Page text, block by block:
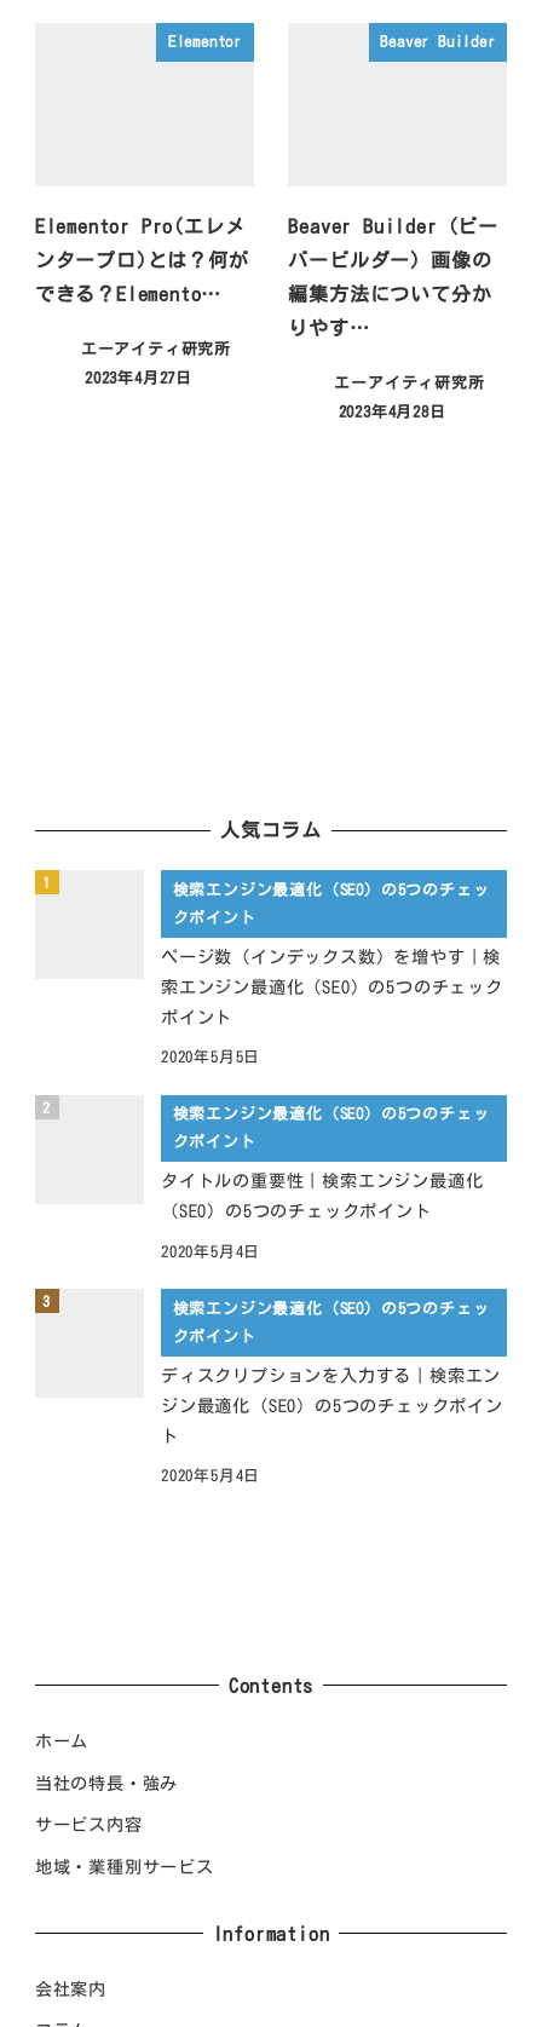
Elementor
Elementor Pro(エレメ
ンタープロ)とは？何が
できる？Elemento…
エーアイティ研究所
2023年4月27日
Beaver Builder
Beaver Builder（ビー
バービルダー）画像の
編集方法について分か
りやす…
エーアイティ研究所
2023年4月28日
人気コラム
検索エンジン最適化（SEO）の5つのチェッ
クポイント
ページ数（インデックス数）を増やす｜検
索エンジン最適化（SEO）の5つのチェック
ポイント
2020年5月5日
検索エンジン最適化（SEO）の5つのチェッ
クポイント
タイトルの重要性｜検索エンジン最適化
（SEO）の5つのチェックポイント
2020年5月4日
検索エンジン最適化（SEO）の5つのチェッ
クポイント
ディスクリプションを入力する｜検索エン
ジン最適化（SEO）の5つのチェックポイン
ト
2020年5月4日
Contents
ホーム
当社の特長・強み
サービス内容
地域・業種別サービス
Information
会社案内